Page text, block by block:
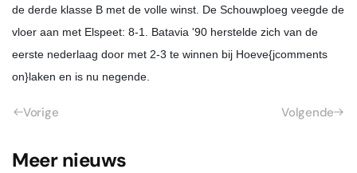
de derde klasse B met de volle winst. De Schouwploeg veegde de
vloer aan met Elspeet: 8-1. Batavia '90 herstelde zich van de
eerste nederlaag door met 2-3 te winnen bij Hoeve{jcomments
on}laken en is nu negende.
Vorige Volgende
Meer nieuws